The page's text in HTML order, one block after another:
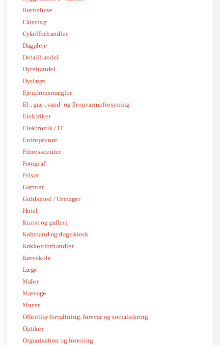
Børnehave
Catering
Cykelforhandler
Dagpleje
Detailhandel
Dyrehandel
Dyrlæge
Ejendomsmægler
El-, gas-, vand- og fjernvarmeforsyning
Elektriker
Elektronik / IT
Entreprenør
Fitnesscenter
Fotograf
Frisør
Gartner
Guldsmed / Urmager
Hotel
Kunst og galleri
Købmand og døgnkiosk
Køkkenforhandler
Køreskole
Læge
Maler
Massage
Murer
Offentlig forvaltning, forsvar og socialsikring
Optiker
Organisation og forening